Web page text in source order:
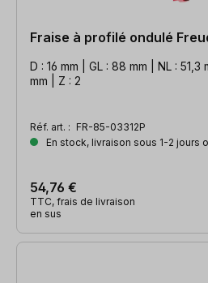
Fraise à profilé ondulé
D : 16 mm | GL : 88 mm | NL : 51,3
mm | Z : 2
Réf. art. : FR-85-03312P
En stock, livraison sous 1-2 jours
54,76 €
TTC, frais de livraison
en sus